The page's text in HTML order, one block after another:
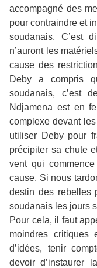
accompagné des
pour contraindre et
soudanais. C’est
n’auront les
cause des
Deby a compris
soudanais, c’est
Ndjamena est en
complexe devant
utiliser Deby pour
précipiter sa chute
vent qui
cause. Si nous
destin des rebelles
soudanais les jours
Pour cela, il faut
moindres critiques
d’idées, tenir
devoir d’instaurer